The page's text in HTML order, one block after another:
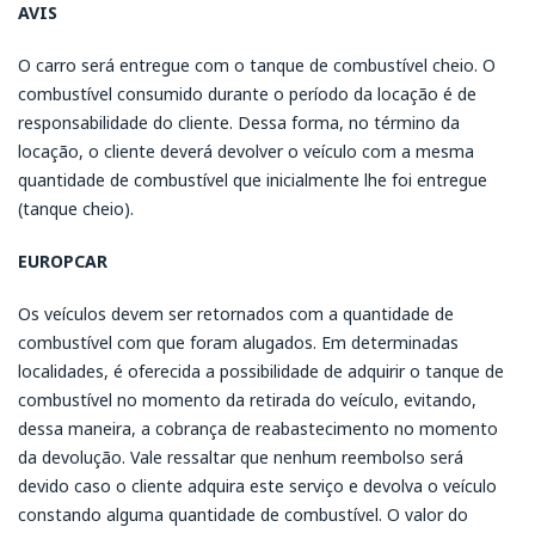
AVIS
O carro será entregue com o tanque de combustível cheio. O
combustível consumido durante o período da locação é de
responsabilidade do cliente. Dessa forma, no término da
locação, o cliente deverá devolver o veículo com a mesma
quantidade de combustível que inicialmente lhe foi entregue
(tanque cheio).
EUROPCAR
Os veículos devem ser retornados com a quantidade de
combustível com que foram alugados. Em determinadas
localidades, é oferecida a possibilidade de adquirir o tanque de
combustível no momento da retirada do veículo, evitando,
dessa maneira, a cobrança de reabastecimento no momento
da devolução. Vale ressaltar que nenhum reembolso será
devido caso o cliente adquira este serviço e devolva o veículo
constando alguma quantidade de combustível. O valor do